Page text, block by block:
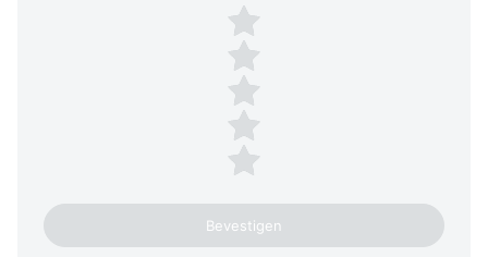
Plaats een beoordeling
5 sterren
4 sterren
3 sterren
2 sterren
1 ster